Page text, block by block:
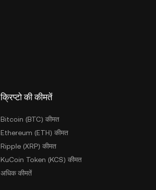
क्रिप्टो की कीमतें
Bitcoin (BTC) कीमत
Ethereum (ETH) कीमत
Ripple (XRP) कीमत
KuCoin Token (KCS) कीमत
अधिक कीमतें